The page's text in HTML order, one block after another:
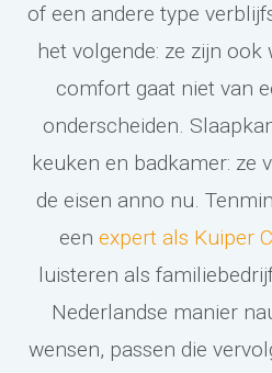
of een andere type
het volgende: ze zijn
comfort gaat niet van
onderscheiden.
keuken en badkamer: ze
de eisen anno nu.
een expert als Kuiper
luisteren als
Nederlandse manier
wensen, passen die